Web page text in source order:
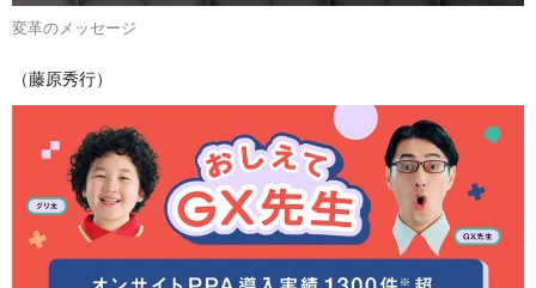
変革のメッセージ
（藤原秀行）